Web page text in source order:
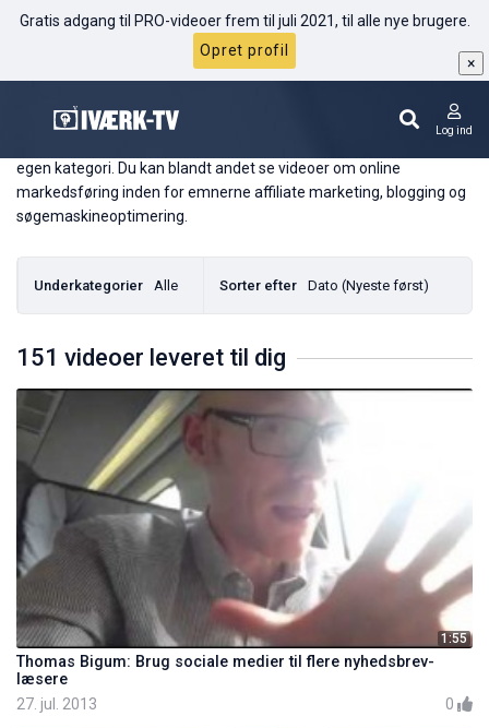
Gratis adgang til PRO-videoer frem til juli 2021, til alle nye brugere.
Opret profil
×
Log ind
Online Markedsføring
egen kategori. Du kan blandt andet se videoer om online
markedsføring inden for emnerne affiliate marketing, blogging og
søgemaskineoptimering.
Underkategorier Alle Sorter efter Dato (Nyeste først)
151 videoer leveret til dig
1:55
Thomas Bigum: Brug sociale medier til flere nyhedsbrev-
læsere
27. jul. 2013 0